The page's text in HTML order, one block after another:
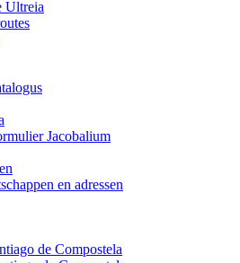
Ultreia
Jacobalium
en adressen
de Compostela